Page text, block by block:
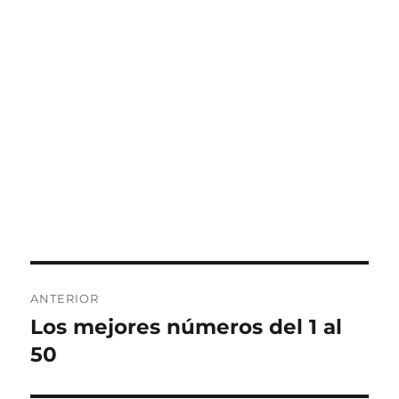
de
entradas
ANTERIOR
Entrada
anterior:
Los mejores números del 1 al
50